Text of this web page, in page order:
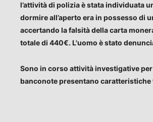
l’attività di polizia è stata individuata
dormire all’aperto era in possesso di
accertando la falsità della carta
totale di 440€. L'uomo è stato
Sono in corso attività investigative
banconote presentano